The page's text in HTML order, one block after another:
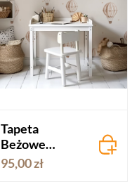
Tapeta
Beżowe
balony
95,00 zł